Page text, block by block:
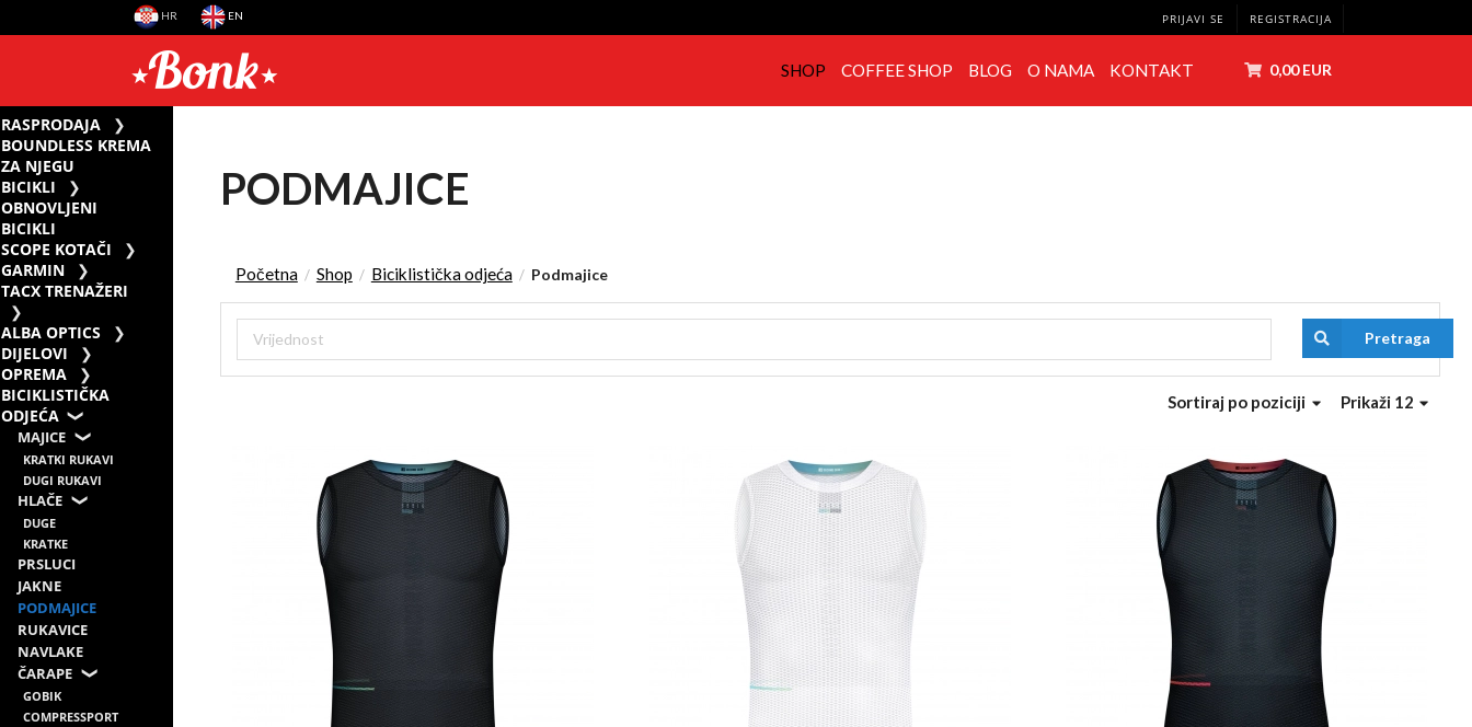
HR EN PRIJAVI SE REGISTRACIJA
SHOP COFFEE SHOP BLOG O NAMA KONTAKT 0,00 EUR
RASPRODAJA
BOUNDLESS KREMA
ZA NJEGU
BICIKLI
OBNOVLJENI
BICIKLI
SCOPE KOTAČI
GARMIN
TACX TRENAŽERI
ALBA OPTICS
DIJELOVI
OPREMA
BICIKLISTIČKA
ODJEĆA
MAJICE
KRATKI RUKAVI
DUGI RUKAVI
HLAČE
DUGE
KRATKE
PRSLUCI
JAKNE
PODMAJICE
RUKAVICE
NAVLAKE
ČARAPE
GOBIK
COMPRESSPORT
PODMAJICE
Početna / Shop / Biciklistička odjeća / Podmajice
Pretraga
Prikaži 12
Sortiraj po poziciji